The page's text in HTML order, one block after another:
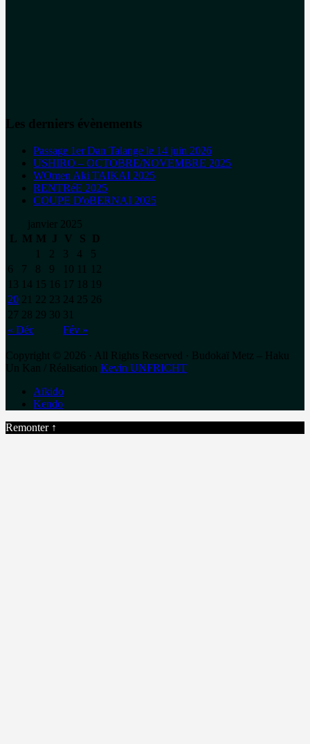
Les derniers évènements
Passage 1er Dan Talange le 14 juin 2026
USHIRO – OCTOBRE/NOVEMBRE 2025
WOmen Aki TAIKAI 2025
RENTRéE 2025
COUPE D'oBERNAI 2025
janvier 2025
L
M M J V S D
« Déc Fév »
2 3 4
5
6
7 8 9 10
12
13
14 15 16 17 18
19
20 21 22 23 24 25 26
27 28 29 30 31
Copyright © 2026 · All Rights Reserved · Budokaï Metz – Haku
Un Kan / Réalisation Kevin UNFRICHT
Aïkido
Kendo
Remonter ↑